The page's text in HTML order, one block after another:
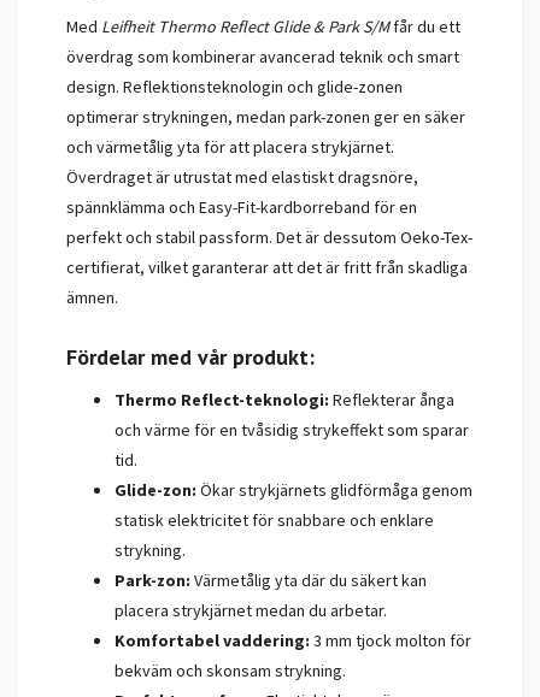
Med Leifheit Thermo Reflect Glide & Park S/Mfår du ett
överdrag som kombinerar avancerad teknik och smart
design. Reflektionsteknologin och glide-zonen
optimerar strykningen, medan park-zonen ger en säker
och värmetålig yta för att placera strykjärnet.
Överdraget är utrustat med elastiskt dragsnöre,
spännklämma och Easy-Fit-kardborreband för en
perfekt och stabil passform. Det är dessutom Oeko-Tex-
certifierat, vilket garanterar att det är fritt från skadliga
ämnen.
Fördelar med vår produkt:
Thermo Reflect-teknologi: Reflekterar ånga
och värme för en tvåsidig strykeffekt som sparar
tid.
Glide-zon: Ökar strykjärnets glidförmåga genom
statisk elektricitet för snabbare och enklare
strykning.
Park-zon: Värmetålig yta där du säkert kan
placera strykjärnet medan du arbetar.
Komfortabel vaddering: 3 mm tjock molton för
bekväm och skonsam strykning.